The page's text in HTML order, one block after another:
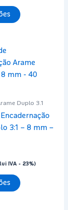
product
The
options
be
chosen
on
page
Duplo 3.1
3:1 – 8 mm –
IVA - 23%)
product